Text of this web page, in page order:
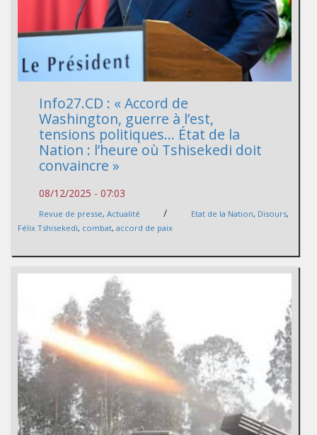
Info27.CD : « Accord de
Washington, guerre à l’est,
tensions politiques… État de la
Nation : l’heure où Tshisekedi doit
convaincre »
08/12/2025 - 07:03
Revue de presse, Actualité / Etat de la Nation, Disours,
Félix Tshisekedi, combat, accord de paix